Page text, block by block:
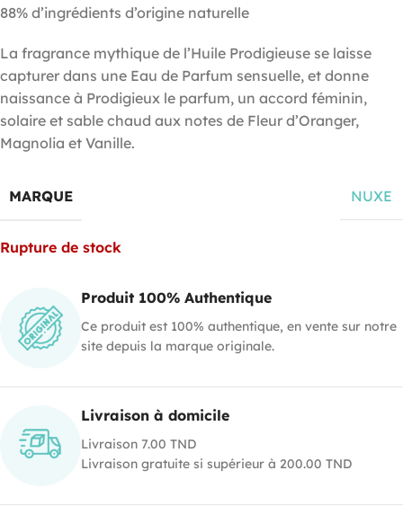
88% d’ingrédients d’origine naturelle
La fragrance mythique de l’Huile Prodigieuse se laisse
capturer dans une Eau de Parfum sensuelle, et donne
naissance à Prodigieux le parfum, un accord féminin,
solaire et sable chaud aux notes de Fleur d’Oranger,
Magnolia et Vanille.
MARQUE NUXE
Rupture de stock
Produit 100% Authentique
Ce produit est 100% authentique, en vente sur notre
site depuis la marque originale.
Livraison à domicile
Livraison 7.00 TND
Livraison gratuite si supérieur à 200.00 TND